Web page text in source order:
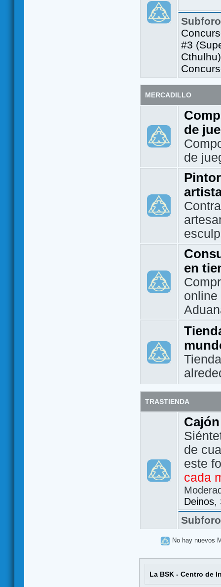
#3
Cthulhu)
MERCADILLO
de
de
en
TRASTIENDA
de
este
cada
Deinos,
No hay nuevos
La BSK - Centro de